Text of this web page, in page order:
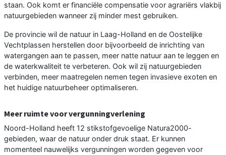
staan. Ook komt er financiële compensatie voor agrariërs vlakbij
natuurgebieden wanneer zij minder mest gebruiken.
De provincie wil de natuur in Laag-Holland en de Oostelijke
Vechtplassen herstellen door bijvoorbeeld de inrichting van
watergangen aan te passen, meer natte natuur aan te leggen en
de waterkwaliteit te verbeteren. Ook wil zij natuurgebieden
verbinden, meer maatregelen nemen tegen invasieve exoten en
het huidige natuurbeheer optimaliseren.
Meer ruimte voor vergunningverlening
Noord-Holland heeft 12 stikstofgevoelige Natura2000-
gebieden, waar de natuur onder druk staat. Er kunnen
momenteel nauwelijks vergunningen worden gegeven voor